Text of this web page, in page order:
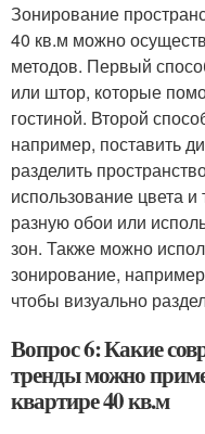
Зонирование
40 кв.м можно
методов. Первый
или штор, которые
гостиной. Второй
например, поставить
разделить
использование цвета
разную обои или
зон. Также можно
зонирование,
чтобы визуально
Вопрос 6: Какие
тренды можно
квартире 40 кв.м